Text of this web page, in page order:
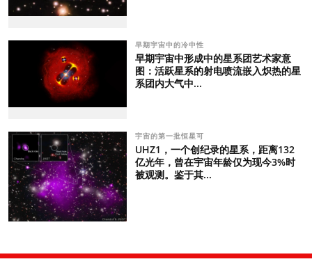
早期宇宙中的冷中性
早期宇宙中形成中的星系团艺术家意
图：活跃星系的射电喷流嵌入炽热的星
系团内大气中...
宇宙的第一批恒星可
UHZ1，一个创纪录的星系，距离132
亿光年，曾在宇宙年龄仅为现今3%时
被观测。鉴于其...